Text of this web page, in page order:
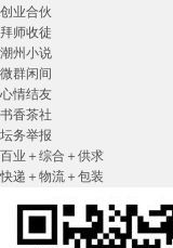
创业合伙
拜师收徒
潮州小说
微群闲间
心情结友
书香茶社
坛务举报
百业＋综合＋供求
快递＋物流＋包装